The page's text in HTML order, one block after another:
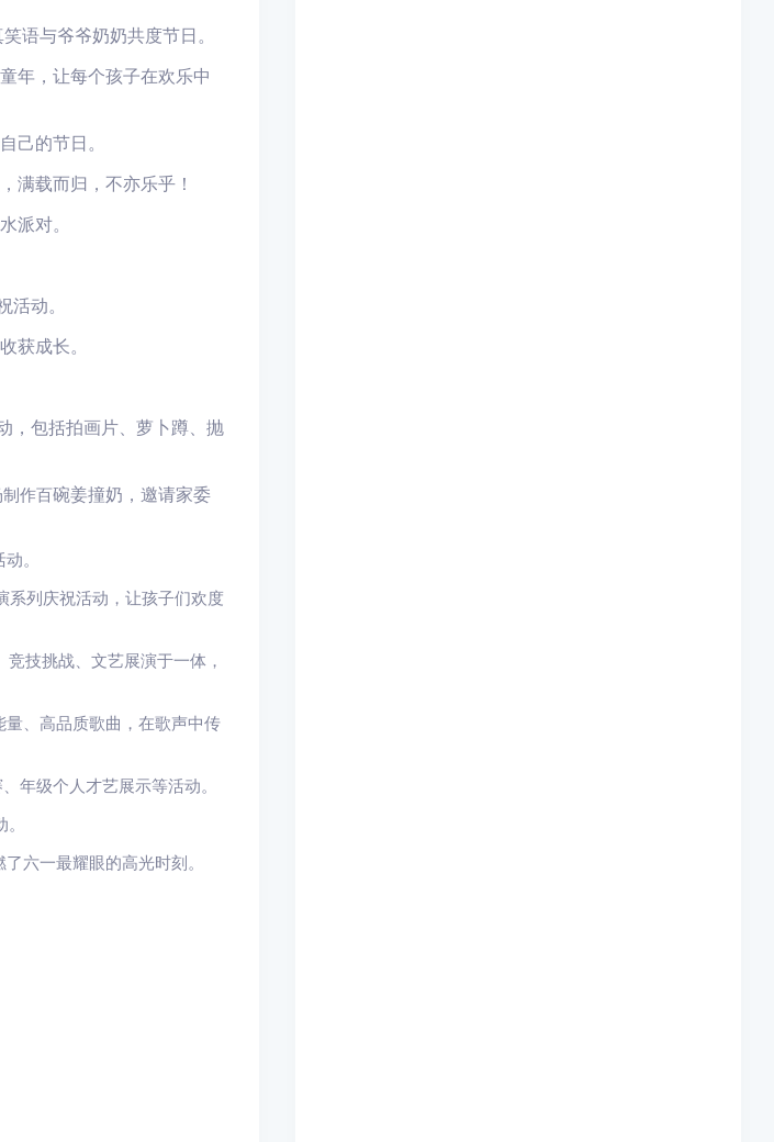
语与爷爷奶奶共度节日。
年，让每个孩子在欢乐中
己的节日。
满载而归，不亦乐乎！
派对。
动。
获成长。
， 包括拍画片、萝卜蹲、抛
作百碗姜撞奶，邀请家委
。
系列庆祝活动，让孩子们欢度
技挑战、文艺展演于一体，
、高品质歌曲，在歌声中传
年级个人才艺展示等活动。
六一最耀眼的高光时刻。